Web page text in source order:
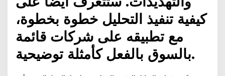
كيفية تنفيذ التحليل خطوة بخطوة،
مع تطبيقه على شركات قائمة
بالسوق بالفعل كأمثلة توضيحية.